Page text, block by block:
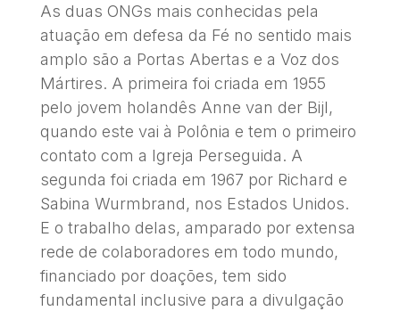
As duas ONGs mais conhecidas pela
atuação em defesa da Fé no sentido mais
amplo são a Portas Abertas e a Voz dos
Mártires. A primeira foi criada em 1955
pelo jovem holandês Anne van der Bijl,
quando este vai à Polônia e tem o primeiro
contato com a Igreja Perseguida. A
segunda foi criada em 1967 por Richard e
Sabina Wurmbrand, nos Estados Unidos.
E o trabalho delas, amparado por extensa
rede de colaboradores em todo mundo,
financiado por doações, tem sido
fundamental inclusive para a divulgação